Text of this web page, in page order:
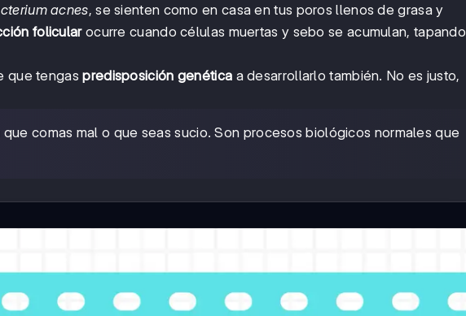
acnes, se sienten como en casa en tus poros llenos de grasa y
folicularocurre cuando células muertas y sebo se acumulan, tapando
que tengaspredisposición genética a desarrollarlo también. No es justo,
comas mal o que seas sucio. Son procesos biológicos normales que